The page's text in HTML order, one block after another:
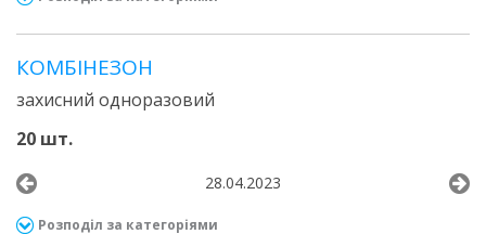
КОМБІНЕЗОН
захисний одноразовий
20 шт.
28.04.2023
Розподіл за категоріями